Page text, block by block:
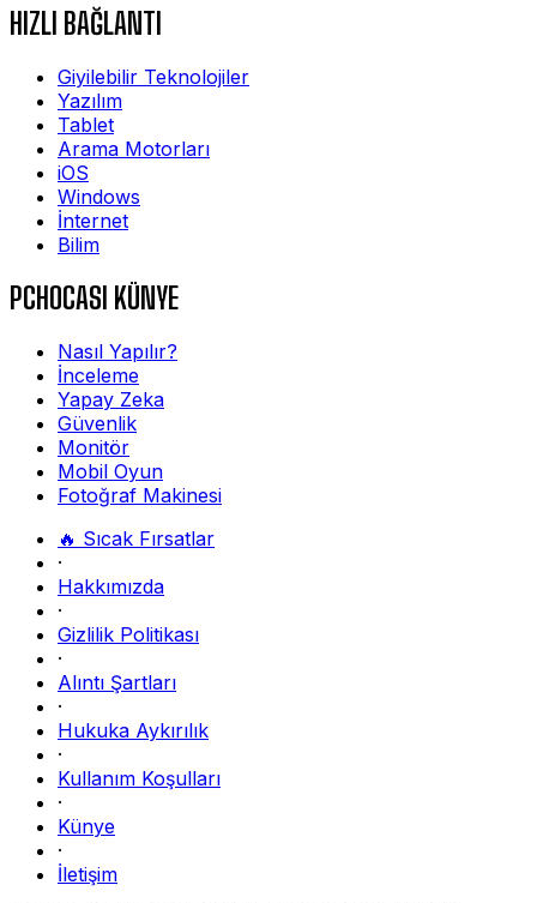
HIZLI BAĞLANTI
Giyilebilir Teknolojiler
Yazılım
Tablet
Arama Motorları
iOS
Windows
İnternet
Bilim
PCHOCASI KÜNYE
Nasıl Yapılır?
İnceleme
Yapay Zeka
Güvenlik
Monitör
Mobil Oyun
Fotoğraf Makinesi
🔥 Sıcak Fırsatlar
·
Hakkımızda
·
Gizlilik Politikası
·
Alıntı Şartları
·
Hukuka Aykırılık
·
Kullanım Koşulları
·
Künye
·
İletişim